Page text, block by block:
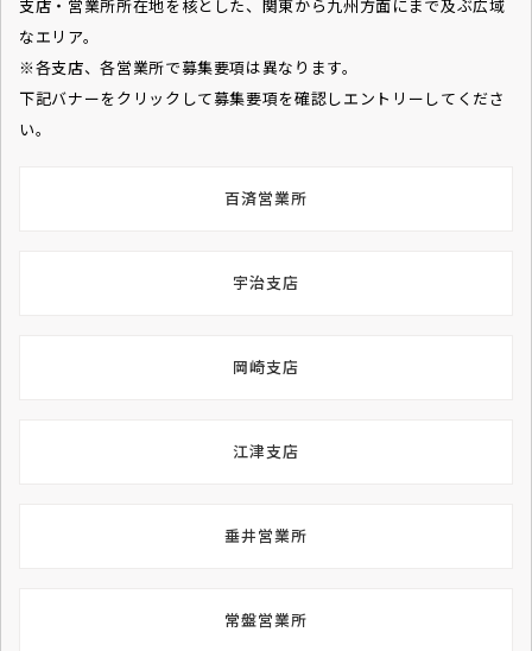
支店・営業所所在地を核とした、関東から九州方面にまで及ぶ広域
なエリア。
※各支店、各営業所で募集要項は異なります。
下記バナーをクリックして募集要項を確認しエントリーしてくださ
い。
百済営業所
宇治支店
岡崎支店
江津支店
垂井営業所
常盤営業所